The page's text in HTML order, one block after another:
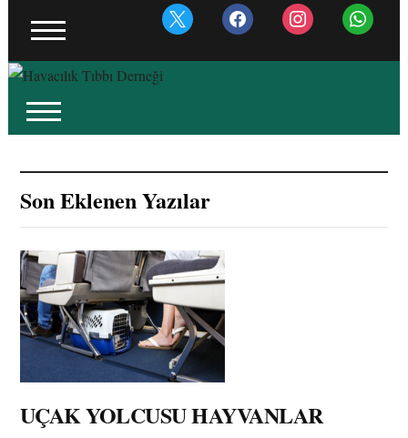
x facebook instagram whatsapp
Son Eklenen Yazılar
UÇAK YOLCUSU HAYVANLAR